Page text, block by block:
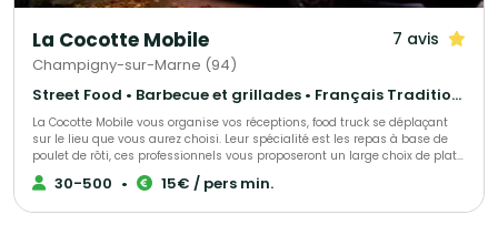
La Cocotte Mobile 7 avis
Champigny-sur-Marne (94)
Street Food • Barbecue et grillades • Français Traditionnel
La Cocotte Mobile vous organise vos réceptions, food truck se déplaçant
sur le lieu que vous aurez choisi. Leur spécialité est les repas à base de
poulet de rôti, ces professionnels vous proposeront un large choix de plats,
tout est personnalisable et fait maison. Pour plus d’informations précises,
contactez-les !
30-500 • 15€ / pers min.